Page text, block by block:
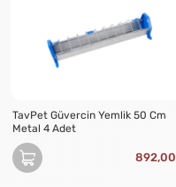
TavPet Güvercin Yemlik 50 Cm
Metal 4 Adet
892,00